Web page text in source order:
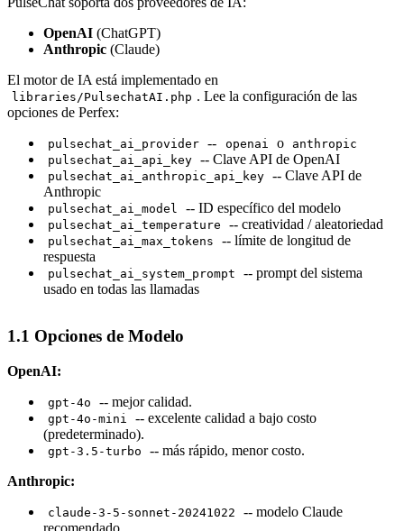
OpenAI (ChatGPT)
Anthropic (Claude)
El motor de IA está implementado en
libraries/PulsechatAI.php . Lee la configuración de las
opciones de Perfex:
pulsechat_ai_provider -- openai o
anthropic
pulsechat_ai_api_key -- Clave API de OpenAI
pulsechat_ai_anthropic_api_key -- Clave API de
Anthropic
pulsechat_ai_model -- ID específico del modelo
pulsechat_ai_temperature -- creatividad / aleatoriedad
pulsechat_ai_max_tokens
-- límite de longitud de
respuesta
pulsechat_ai_system_prompt
-- prompt del sistema
usado en todas las llamadas
1.1 Opciones de Modelo
OpenAI:
gpt-4o -- mejor calidad.
gpt-4o-mini
-- excelente calidad a bajo costo
(predeterminado).
gpt-3.5-turbo
-- más rápido, menor costo.
Anthropic:
claude-3-5-sonnet-20241022
-- modelo Claude